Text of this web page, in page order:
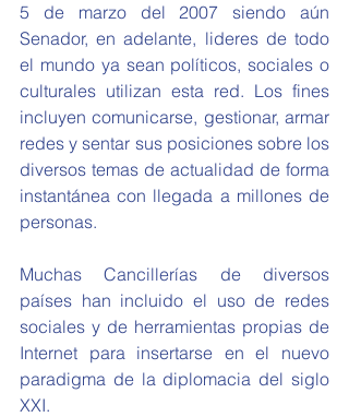
5 de marzo del 2007 siendo aún
Senador, en adelante, lideres de todo
el mundo ya sean políticos, sociales o
culturales utilizan esta red. Los fines
incluyen comunicarse, gestionar, armar
redes y sentar sus posiciones sobre los
diversos temas de actualidad de forma
instantánea con llegada a millones de
personas.
Muchas Cancillerías de diversos
países han incluido el uso de redes
sociales y de herramientas propias de
Internet para insertarse en el nuevo
paradigma de la diplomacia del siglo
XXI.